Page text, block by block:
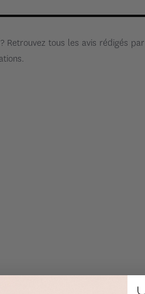
Retrouvez tous les avis rédigés